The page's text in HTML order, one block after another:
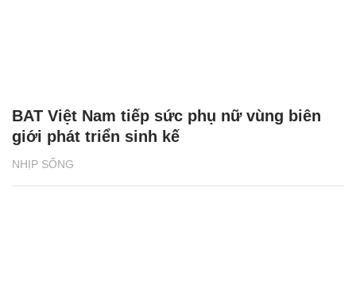
NHỊP SỐNG
BAT Việt Nam tiếp sức phụ nữ vùng biên
giới phát triển sinh kế